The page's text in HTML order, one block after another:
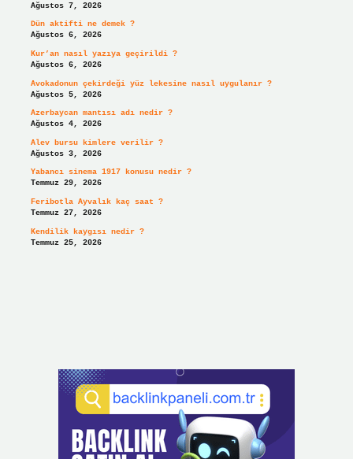
Ağustos 7, 2026
Dün aktifti ne demek ?
Ağustos 6, 2026
Kur’an nasıl yazıya geçirildi ?
Ağustos 6, 2026
Avokadonun çekirdeği yüz lekesine nasıl uygulanır ?
Ağustos 5, 2026
Azerbaycan mantısı adı nedir ?
Ağustos 4, 2026
Alev bursu kimlere verilir ?
Ağustos 3, 2026
Yabancı sinema 1917 konusu nedir ?
Temmuz 29, 2026
Feribotla Ayvalık kaç saat ?
Temmuz 27, 2026
Kendilik kaygısı nedir ?
Temmuz 25, 2026